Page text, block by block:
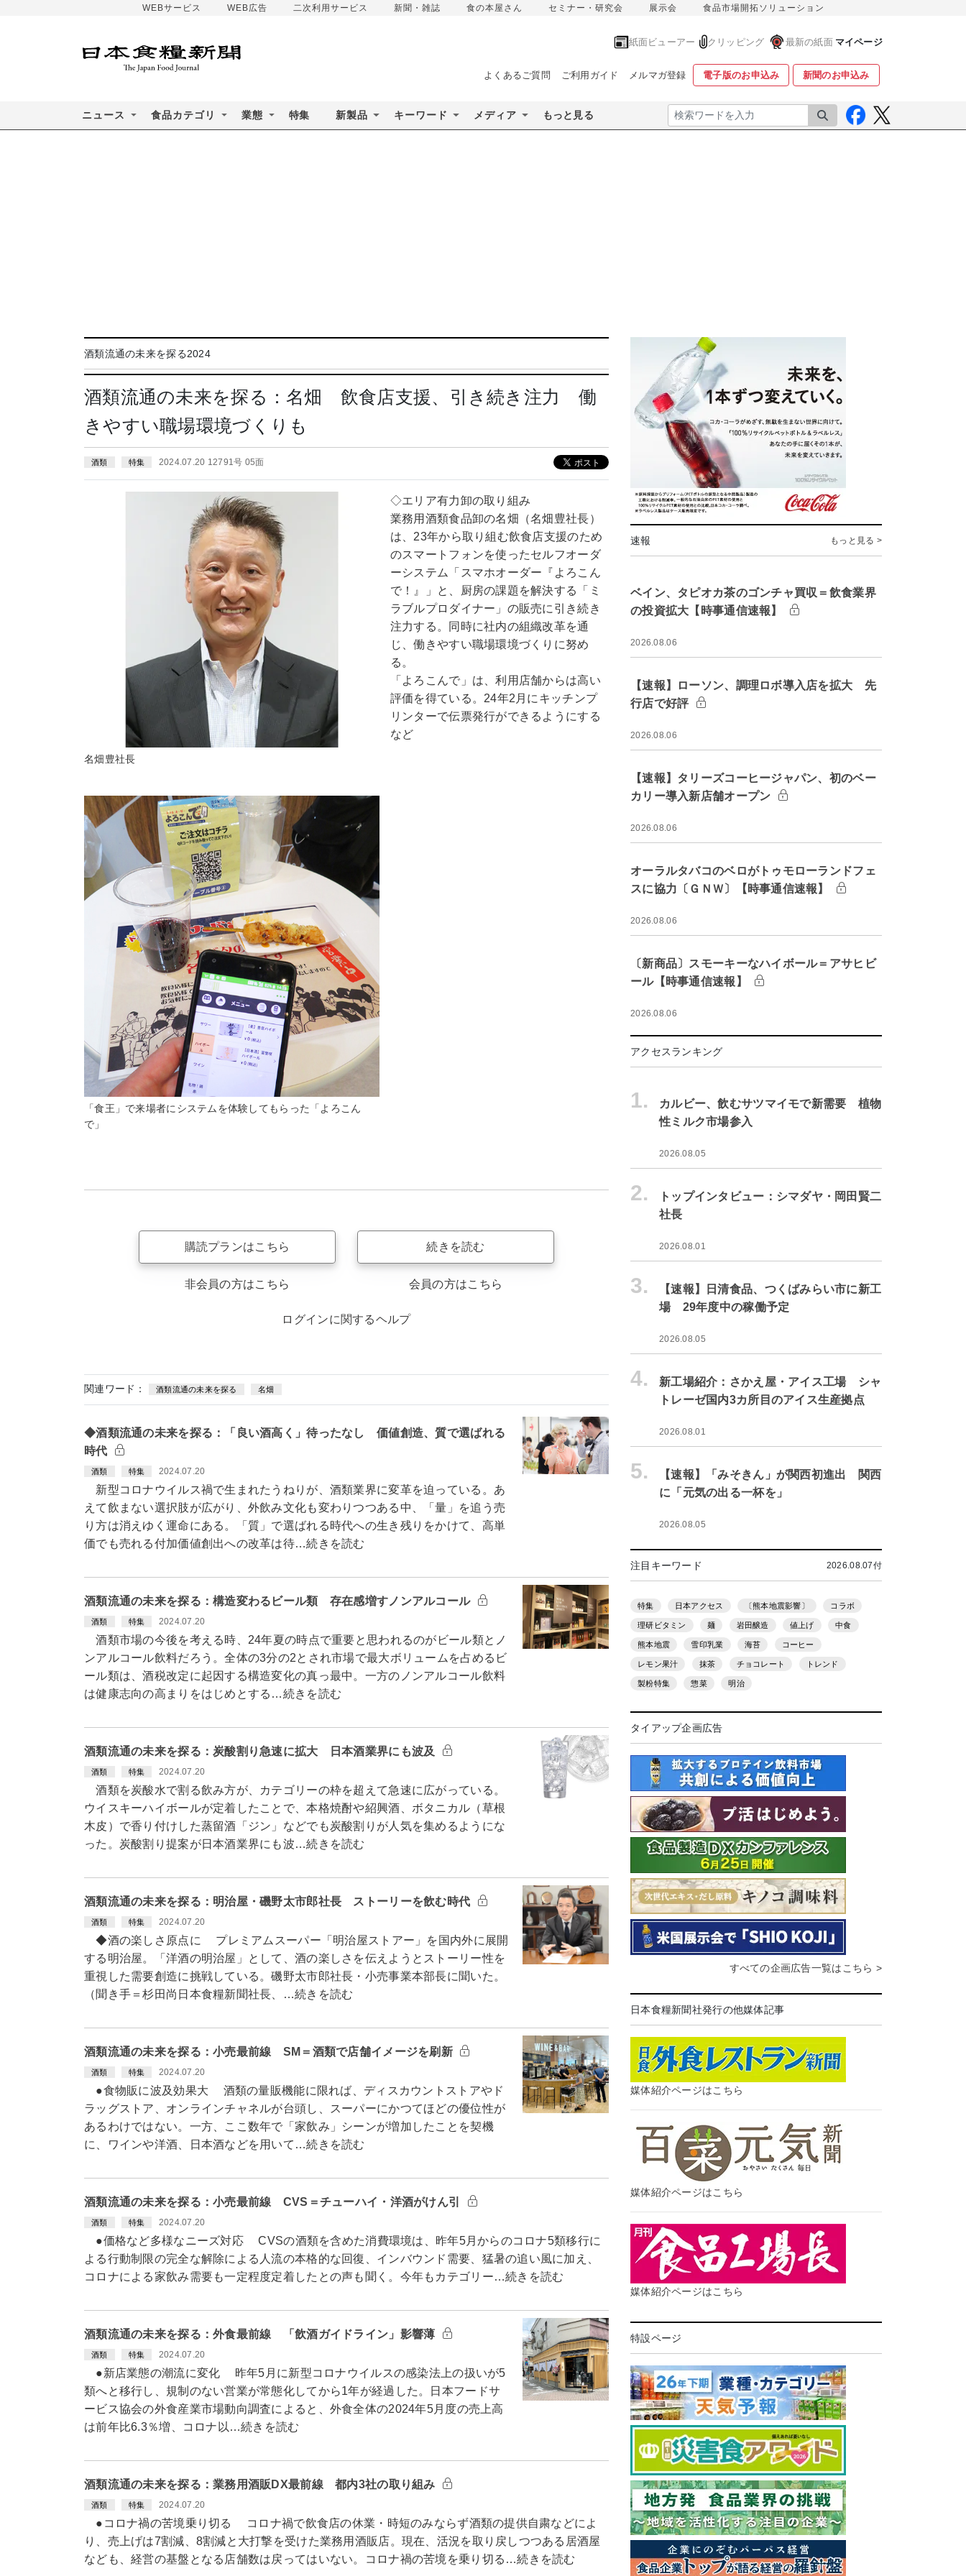
WEBサービス WEB広告 二次利用サービス 新聞・雑誌 食の本屋さん セミナー・研究会 展示会 食品市場開拓ソリューション
紙面ビューアー クリッピング 最新の紙面 マイページ
よくあるご質問 ご利用ガイド メルマガ登録 電子版のお申込み 新聞のお申込み
ニュース 食品カテゴリ 業態 特集 新製品 キーワード メディア もっと見る 検索
酒類流通の未来を探る2024
酒類流通の未来を探る：名畑 飲食店支援、引き続き注力 働
きやすい職場環境づくりも
酒類 特集 2024.07.20 12791号 05面
名畑豊社長
「食王」で来場者にシステムを体験してもらった「よろこん
で」
◇エリア有力卸の取り組み
業務用酒類食品卸の名畑（名畑豊社長）
は、23年から取り組む飲食店支援のため
のスマートフォンを使ったセルフオーダ
ーシステム「スマホオーダー『よろこん
で！』」と、厨房の課題を解決する「ミ
ラブルプロダイナー」の販売に引き続き
注力する。同時に社内の組織改革を通
じ、働きやすい職場環境づくりに努め
る。
「よろこんで」は、利用店舗からは高い
評価を得ている。24年2月にキッチンプ
リンターで伝票発行ができるようにする
など
購読プランはこちら
非会員の方はこちら
続きを読む
会員の方はこちら
ログインに関するヘルプ
関連ワード： 酒類流通の未来を探る 名畑
◆酒類流通の未来を探る：「良い酒高く」待ったなし 価値創造、質で選ばれる
時代
酒類 特集 2024.07.20
新型コロナウイルス禍で生まれたうねりが、酒類業界に変革を迫っている。あ
えて飲まない選択肢が広がり、外飲み文化も変わりつつある中、「量」を追う売
り方は消えゆく運命にある。「質」で選ばれる時代への生き残りをかけて、高単
価でも売れる付加価値創出への改革は待…続きを読む
酒類流通の未来を探る：構造変わるビール類 存在感増すノンアルコール
酒類 特集 2024.07.20
酒類市場の今後を考える時、24年夏の時点で重要と思われるのがビール類とノ
ンアルコール飲料だろう。全体の3分の2とされ市場で最大ボリュームを占めるビ
ール類は、酒税改定に起因する構造変化の真っ最中。一方のノンアルコール飲料
は健康志向の高まりをはじめとする…続きを読む
酒類流通の未来を探る：炭酸割り急速に拡大 日本酒業界にも波及
酒類 特集 2024.07.20
酒類を炭酸水で割る飲み方が、カテゴリーの枠を超えて急速に広がっている。
ウイスキーハイボールが定着したことで、本格焼酎や紹興酒、ボタニカル（草根
木皮）で香り付けした蒸留酒「ジン」などでも炭酸割りが人気を集めるようにな
った。炭酸割り提案が日本酒業界にも波…続きを読む
酒類流通の未来を探る：明治屋・磯野太市郎社長 ストーリーを飲む時代
酒類 特集 2024.07.20
◆酒の楽しさ原点に プレミアムスーパー「明治屋ストアー」を国内外に展開
する明治屋。「洋酒の明治屋」として、酒の楽しさを伝えようとストーリー性を
重視した需要創造に挑戦している。磯野太市郎社長・小売事業本部長に聞いた。
（聞き手＝杉田尚日本食糧新聞社長、…続きを読む
酒類流通の未来を探る：小売最前線 SM＝酒類で店舗イメージを刷新
酒類 特集 2024.07.20
●食物販に波及効果大 酒類の量販機能に限れば、ディスカウントストアやド
ラッグストア、オンラインチャネルが台頭し、スーパーにかつてほどの優位性が
あるわけではない。一方、ここ数年で「家飲み」シーンが増加したことを契機
に、ワインや洋酒、日本酒などを用いて…続きを読む
酒類流通の未来を探る：小売最前線 CVS＝チューハイ・洋酒がけん引
酒類 特集 2024.07.20
●価格など多様なニーズ対応 CVSの酒類を含めた消費環境は、昨年5月からのコロナ5類移行に
よる行動制限の完全な解除による人流の本格的な回復、インバウンド需要、猛暑の追い風に加え、
コロナによる家飲み需要も一定程度定着したとの声も聞く。今年もカテゴリー…続きを読む
酒類流通の未来を探る：外食最前線 「飲酒ガイドライン」影響薄
酒類 特集 2024.07.20
●新店業態の潮流に変化 昨年5月に新型コロナウイルスの感染法上の扱いが5
類へと移行し、規制のない営業が常態化してから1年が経過した。日本フードサ
ービス協会の外食産業市場動向調査によると、外食全体の2024年5月度の売上高
は前年比6.3％増、コロナ以…続きを読む
酒類流通の未来を探る：業務用酒販DX最前線 都内3社の取り組み
酒類 特集 2024.07.20
●コロナ禍の苦境乗り切る コロナ禍で飲食店の休業・時短のみならず酒類の提供自粛などによ
り、売上げは7割減、8割減と大打撃を受けた業務用酒販店。現在、活況を取り戻しつつある居酒屋
なども、経営の基盤となる店舗数は戻ってはいない。コロナ禍の苦境を乗り切る…続きを読む
速報 もっと見る >
ベイン、タピオカ茶のゴンチャ買収＝飲食業界
の投資拡大【時事通信速報】
2026.08.06
【速報】ローソン、調理ロボ導入店を拡大 先
行店で好評
2026.08.06
【速報】タリーズコーヒージャパン、初のベー
カリー導入新店舗オープン
2026.08.06
オーラルタバコのベロがトゥモローランドフェ
スに協力〔ＧＮＷ〕【時事通信速報】
2026.08.06
〔新商品〕スモーキーなハイボール＝アサヒビ
ール【時事通信速報】
2026.08.06
アクセスランキング
1.
カルビー、飲むサツマイモで新需要 植物
性ミルク市場参入
2026.08.05
2.
トップインタビュー：シマダヤ・岡田賢二
社長
2026.08.01
3.
【速報】日清食品、つくばみらい市に新工
場 29年度中の稼働予定
2026.08.05
4.
新工場紹介：さかえ屋・アイス工場 シャ
トレーゼ国内3カ所目のアイス生産拠点
2026.08.01
5.
【速報】「みそきん」が関西初進出 関西
に「元気の出る一杯を」
2026.08.05
注目キーワード 2026.08.07付
特集 日本アクセス 〔熊本地震影響〕 コラボ
理研ビタミン 麺 岩田醸造 値上げ 中食
熊本地震 雪印乳業 海苔 コーヒー
レモン果汁 抹茶 チョコレート トレンド
製粉特集 惣菜 明治
タイアップ企画広告
すべての企画広告一覧はこちら >
日本食糧新聞社発行の他媒体記事
媒体紹介ページはこちら
媒体紹介ページはこちら
媒体紹介ページはこちら
特設ページ